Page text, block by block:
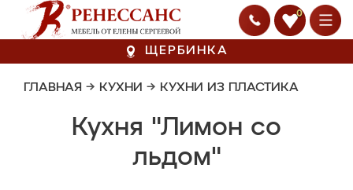
0
ЩЕРБИНКА
ГЛАВНАЯ → КУХНИ → КУХНИ ИЗ ПЛАСТИКА
Кухня "Лимон со
льдом"